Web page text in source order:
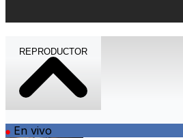
REPRODUCTOR
En vivo